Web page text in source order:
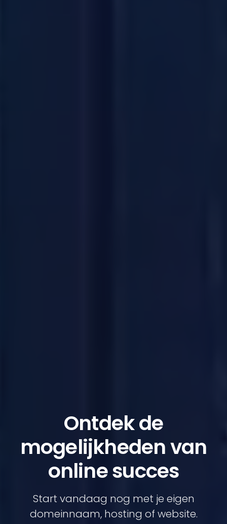
Ontdek de
mogelijkheden van
online succes
Start vandaag nog met je eigen
domeinnaam, hosting of website.